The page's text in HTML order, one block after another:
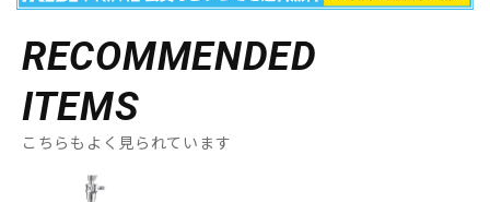
RECOMMENDED
ITEMS
こちらもよく見られています